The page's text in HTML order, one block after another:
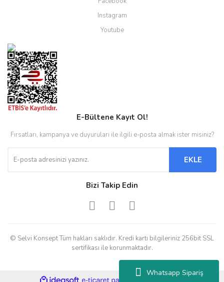
Whatsapp Sipariş
Instagram
Youtube
E-Bültene Kayıt Ol!
Fırsatları, kampanya ve duyuruları ile ilgili e-posta almak ister misiniz?
EKLE
Bizi Takip Edin
© Selvi Konsept Tüm hakları saklıdır. Kredi kartı bilgileriniz 256bit SSL
sertifikası ile korunmaktadır.
ideasoft